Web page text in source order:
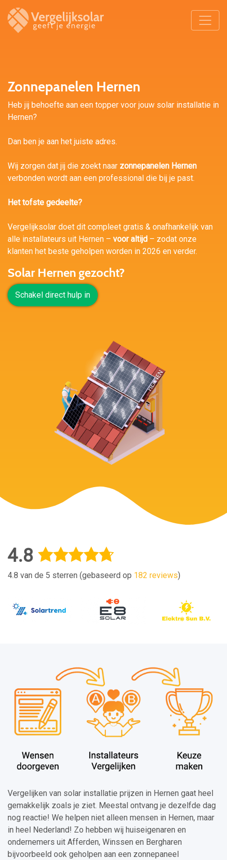
Zonnepanelen Hernen
Heb jij behoefte aan een topper voor jouw solar installatie in
Hernen?
Dan ben je aan het juiste adres.
Wij zorgen dat jij die zoekt naar zonnepanelen Hernen
verbonden wordt aan een professional die bij je past.
Het tofste gedeelte?
Vergelijksolar doet dit compleet gratis & onafhankelijk van
alle installateurs uit Hernen – voor altijd – zodat onze
klanten het beste geholpen worden in 2026 en verder.
Solar Hernen gezocht?
Schakel direct hulp in
4.8
4.8 van de 5 sterren (gebaseerd op 182 reviews)
Vergelijken van solar installatie prijzen in Hernen gaat heel
gemakkelijk zoals je ziet. Meestal ontvang je dezelfde dag
nog reactie! We helpen niet alleen mensen in Hernen, maar
in heel Nederland! Zo hebben wij huiseigenaren en
ondernemers uit Afferden, Winssen en Bergharen
bijvoorbeeld ook geholpen aan een zonnepaneel